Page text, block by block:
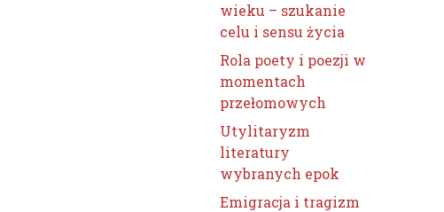
wieku – szukanie
celu i sensu życia
Rola poety i poezji w
momentach
przełomowych
Utylitaryzm
literatury
wybranych epok
Emigracja i tragizm